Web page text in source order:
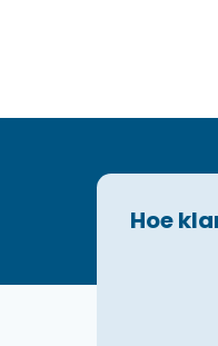
Hoe